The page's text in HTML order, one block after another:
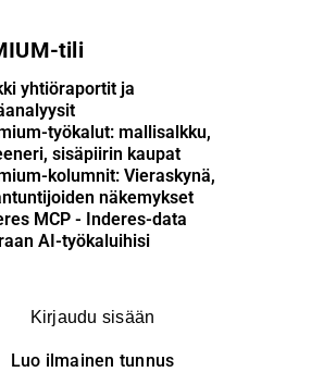
tili
yhtiöraportit ja
työkalut: mallisalkku,
sisäpiirin kaupat
kolumnit: Vieraskynä,
näkemykset
MCP - Inderes-data
AI-työkaluihisi
Kirjaudu sisään
Luo ilmainen tunnus